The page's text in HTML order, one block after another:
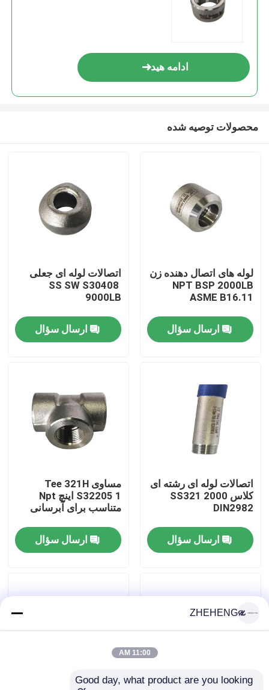
صفحه اصلی
درباره ما
تور کارخانه
کنترل کیفیت
Company News
فلنج لوله از جنس استنلس استیل
آرنج لوله ای از جنس استنلس استیل
لوله لوله از جنس استنلس استیل
ادامه هید
محصولات توصیه شده
لوله های اتصال دهنده زن
NPT BSP 2000LB
ASME B16.11
ارسال سؤال
اتصالات لوله ای جعلی
SS SW S30408 ​​
9000LB
ارسال سؤال
اتصالات لوله ای رشته ای
کلاس 2000 SS321
DIN2982
ارسال سؤال
مساوی Tee 321H
S32205 1 اینچ Npt
متناسب برای آبرسانی
ارسال سؤال
ZHEHENG
11:00 AM
Good day, what product are you looking